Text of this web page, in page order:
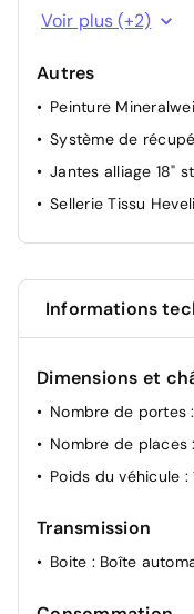
Appel de détresse
Voir plus (+2)
Autres
Peinture
Système de
Jantes alliage 18"
Sellerie Tissu
Informations
Dimensions et
Nombre de portes
Nombre de places
Poids du véhicule :
Transmission
Boite : Boîte